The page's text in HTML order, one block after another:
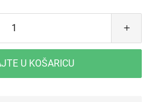
U KOŠARICU